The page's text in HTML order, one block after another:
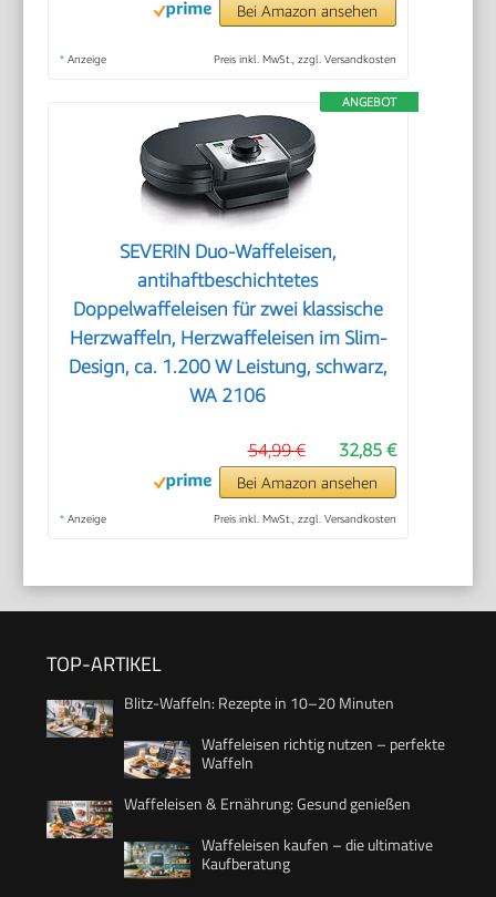
Bei Amazon ansehen
* Anzeige Preis inkl. MwSt., zzgl. Versandkosten
ANGEBOT
SEVERIN Duo-Waffeleisen,
antihaftbeschichtetes
Doppelwaffeleisen für zwei klassische
Herzwaffeln, Herzwaffeleisen im Slim-
Design, ca. 1.200 W Leistung, schwarz,
WA 2106
32,85 €
54,99 €
Bei Amazon ansehen
* Anzeige Preis inkl. MwSt., zzgl. Versandkosten
TOP-ARTIKEL
Blitz-Waffeln: Rezepte in 10–20 Minuten
Waffeleisen richtig nutzen – perfekte
Waffeln
Waffeleisen & Ernährung: Gesund genießen
Waffeleisen kaufen – die ultimative
Kaufberatung